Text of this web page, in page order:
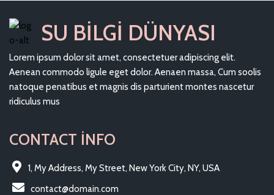
SU BILGI DÜNYASI
Lorem ipsum dolor sit amet, consectetuer adipiscing elit.
Aenean commodo ligule eget dolor. Aenaen massa, Cum soolis
natoque penatibus et magnis dis parturient montes nascetur
ridiculus mus
CONTACT INFO
1, My Address, My Street, New York City, NY, USA
contact@domain.com